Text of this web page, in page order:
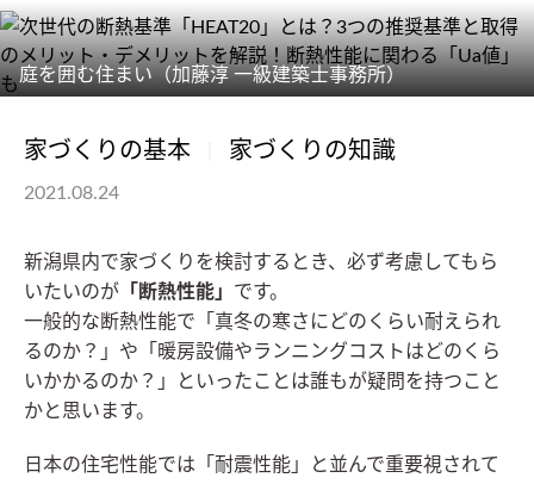
庭を囲む住まい（加藤淳 一級建築士事務所）
家づくりの基本 家づくりの知識
2021.08.24
新潟県内で家づくりを検討するとき、必ず考慮してもら
いたいのが 「断熱性能」 です。
一般的な断熱性能で「真冬の寒さにどのくらい耐えられ
るのか？」や「暖房設備やランニングコストはどのくら
いかかるのか？」といったことは誰もが疑問を持つこと
かと思います。
日本の住宅性能では「耐震性能」と並んで重要視されて